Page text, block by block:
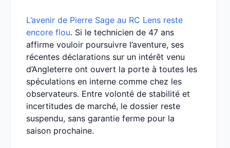
L’avenir de Pierre Sage au RC Lens reste
encore flou. Si le technicien de 47 ans
affirme vouloir poursuivre l’aventure, ses
récentes déclarations sur un intérêt venu
d’Angleterre ont ouvert la porte à toutes les
spéculations en interne comme chez les
observateurs. Entre volonté de stabilité et
incertitudes de marché, le dossier reste
suspendu, sans garantie ferme pour la
saison prochaine.